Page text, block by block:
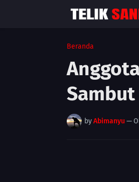
Beranda
byAbimanyu —